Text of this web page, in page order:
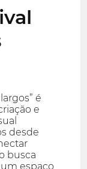
é
e
desde
busca
espaço